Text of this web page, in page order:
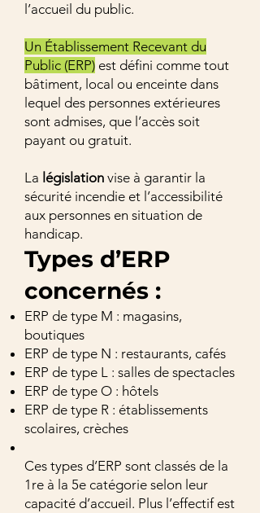
l’accueil du public.
Un Établissement Recevant du
Public (ERP) est défini comme tout
bâtiment, local ou enceinte dans
lequel des personnes extérieures
sont admises, que l’accès soit
payant ou gratuit.
La législation vise à garantir la
sécurité incendie et l’accessibilité
aux personnes en situation de
handicap.
Types d’ERP
concernés :
ERP de type M : magasins,
boutiques
ERP de type N : restaurants, cafés
ERP de type L : salles de spectacles
ERP de type O : hôtels
ERP de type R : établissements
scolaires, crèches
Ces types d’ERP sont classés de la
1re à la 5e catégorie selon leur
capacité d’accueil. Plus l’effectif est